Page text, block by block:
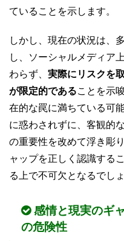
ていることを示します。
しかし、現在の状況は、
し、ソーシャルメディア
わらず、 実際にリスクを
が限定的であることを示
在的な罠に満ちている可
に惑わされずに、客観的
の重要性を改めて浮き彫
ャップを正しく認識する
る上で不可欠となるでしょ
感情と現実のギ
の危険性